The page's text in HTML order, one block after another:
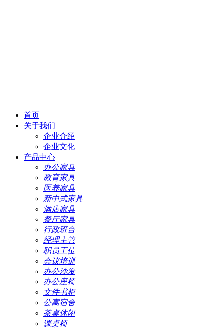
首页
关于我们
企业介绍
企业文化
产品中心
办公家具
教育家具
医养家具
新中式家具
酒店家具
餐厅家具
行政班台
经理主管
职员工位
会议培训
办公沙发
办公座椅
文件书柜
公寓宿舍
茶桌休闲
课桌椅